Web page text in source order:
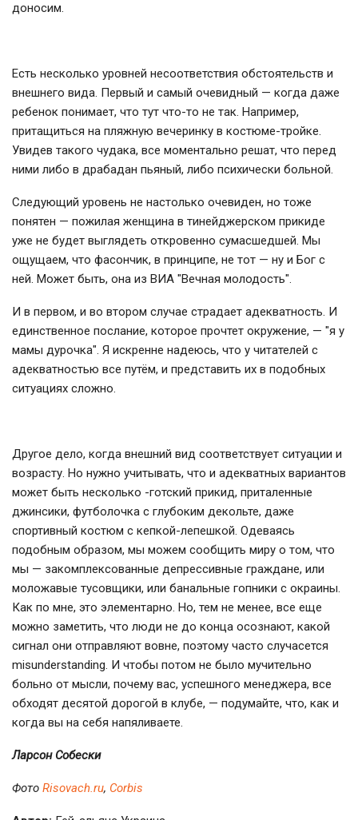
доносим.
Есть несколько уровней несоответствия обстоятельств и
внешнего вида. Первый и самый очевидный — когда даже
ребенок понимает, что тут что-то не так. Например,
притащиться на пляжную вечеринку в костюме-тройке.
Увидев такого чудака, все моментально решат, что перед
ними либо в драбадан пьяный, либо психически больной.
Следующий уровень не настолько очевиден, но тоже
понятен — пожилая женщина в тинейджерском прикиде
уже не будет выглядеть откровенно сумасшедшей. Мы
ощущаем, что фасончик, в принципе, не тот — ну и Бог с
ней. Может быть, она из ВИА "Вечная молодость".
И в первом, и во втором случае страдает адекватность. И
единственное послание, которое прочтет окружение, — "я у
мамы дурочка". Я искренне надеюсь, что у читателей с
адекватностью все путём, и представить их в подобных
ситуациях сложно.
Другое дело, когда внешний вид соответствует ситуации и
возрасту. Но нужно учитывать, что и адекватных вариантов
может быть несколько -готский прикид, приталенные
джинсики, футболочка с глубоким декольте, даже
спортивный костюм с кепкой-лепешкой. Одеваясь
подобным образом, мы можем сообщить миру о том, что
мы — закомплексованные депрессивные граждане, или
моложавые тусовщики, или банальные гопники с окраины.
Как по мне, это элементарно. Но, тем не менее, все еще
можно заметить, что люди не до конца осознают, какой
сигнал они отправляют вовне, поэтому часто случасется
misunderstanding. И чтобы потом не было мучительно
больно от мысли, почему вас, успешного менеджера, все
обходят десятой дорогой в клубе, — подумайте, что, как и
когда вы на себя напяливаете.
Ларсон Собески
Фото Risovach.ru, Corbis